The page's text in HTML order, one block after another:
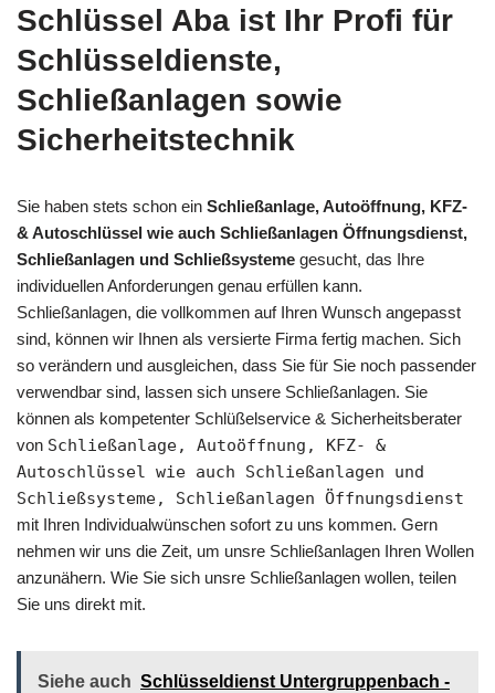
Schlüssel Aba ist Ihr Profi für
Schlüsseldienste,
Schließanlagen sowie
Sicherheitstechnik
Sie haben stets schon ein Schließanlage, Autoöffnung, KFZ-
& Autoschlüssel wie auch Schließanlagen Öffnungsdienst,
Schließanlagen und Schließsysteme gesucht, das Ihre
individuellen Anforderungen genau erfüllen kann.
Schließanlagen, die vollkommen auf Ihren Wunsch angepasst
sind, können wir Ihnen als versierte Firma fertig machen. Sich
so verändern und ausgleichen, dass Sie für Sie noch passender
verwendbar sind, lassen sich unsere Schließanlagen. Sie
können als kompetenter Schlüßelservice & Sicherheitsberater
von Schließanlage, Autoöffnung, KFZ- &
Autoschlüssel wie auch Schließanlagen und
Schließsysteme, Schließanlagen Öffnungsdienst
mit Ihren Individualwünschen sofort zu uns kommen. Gern
nehmen wir uns die Zeit, um unsre Schließanlagen Ihren Wollen
anzunähern. Wie Sie sich unsre Schließanlagen wollen, teilen
Sie uns direkt mit.
Siehe auch Schlüsseldienst Untergruppenbach -